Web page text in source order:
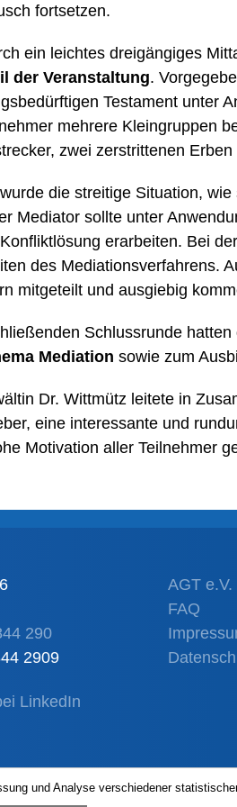
fortsetzen.
ein leichtes dreigängiges
der Veranstaltung.
Testament unter
mehrere Kleingruppen
zwei zerstrittenen
wurde die streitige Situation,
Mediator sollte unter
erarbeiten. Bei
des Mediationsverfahrens.
mitgeteilt und ausgiebig
Schlussrunde
Mediation sowie zum
Dr. Wittmütz leitete in
eine interessante und
Motivation aller Teilnehmer
290
2909
LinkedIn
AGT e.V.
FAQ
und Analyse verschiedener